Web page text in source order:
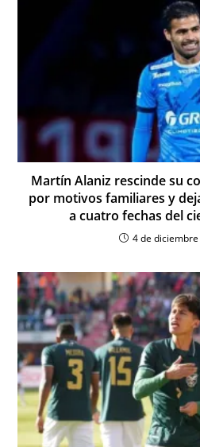
Martín Alaniz rescinde su
por motivos familiares y
a cuatro fechas del
4 de